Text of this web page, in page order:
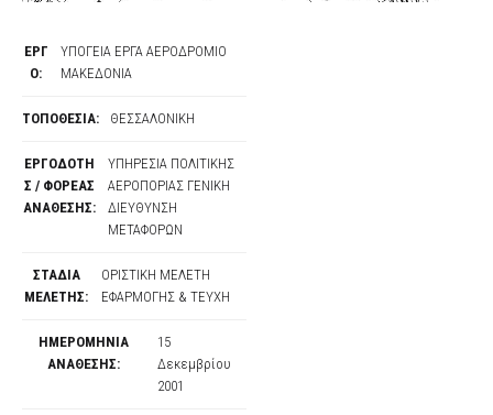
ΕΡΓ
Ο:
ΥΠΟΓΕΙΑ ΕΡΓΑ ΑΕΡΟΔΡΟΜΙΟ
ΜΑΚΕΔΟΝΙΑ
ΤΟΠΟΘΕΣΙΑ: ΘΕΣΣΑΛΟΝΙΚΗ
ΕΡΓΟΔΟΤΗ
Σ / ΦΟΡΕΑΣ
ΑΝΑΘΕΣΗΣ:
ΥΠΗΡΕΣΙΑ ΠΟΛΙΤΙΚΗΣ
ΑΕΡΟΠΟΡΙΑΣ ΓΕΝΙΚΗ
ΔΙΕΥΘΥΝΣΗ
ΜΕΤΑΦΟΡΩΝ
ΣΤΑΔΙΑ
ΜΕΛΕΤΗΣ:
ΟΡΙΣΤΙΚΗ ΜΕΛΕΤΗ
ΕΦΑΡΜΟΓΗΣ & ΤΕΥΧΗ
ΗΜΕΡΟΜΗΝΙΑ
ΑΝΑΘΕΣΗΣ:
15
Δεκεμβρίου
2001